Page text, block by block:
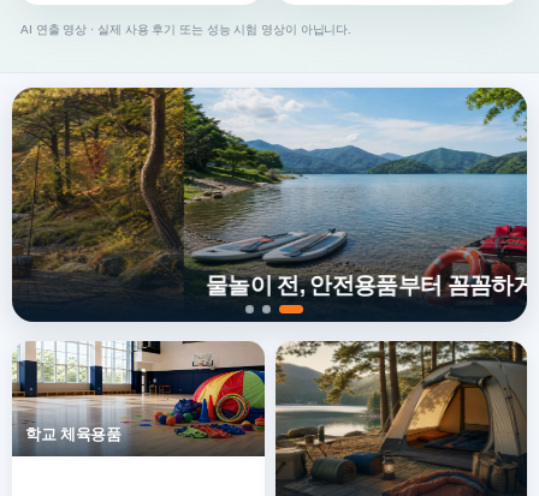
AI 연출 영상 · 실제 사용 후기 또는 성능 시험 영상이 아닙니다.